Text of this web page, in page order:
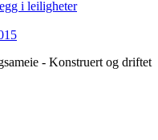
i leiligheter
- Konstruert og driftet